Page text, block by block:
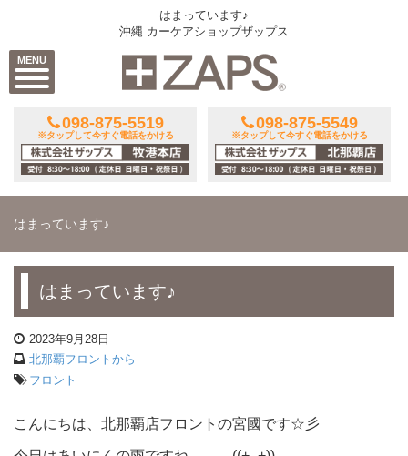
MENU
はまっています♪
沖縄 カーケアショップザップス
098-875-5519
※タップして今すぐ電話をかける
098-875-5549
※タップして今すぐ電話をかける
はまっています♪
はまっています♪
2023年9月28日
北那覇フロントから
フロント
こんにちは、北那覇店フロントの宮國です☆彡